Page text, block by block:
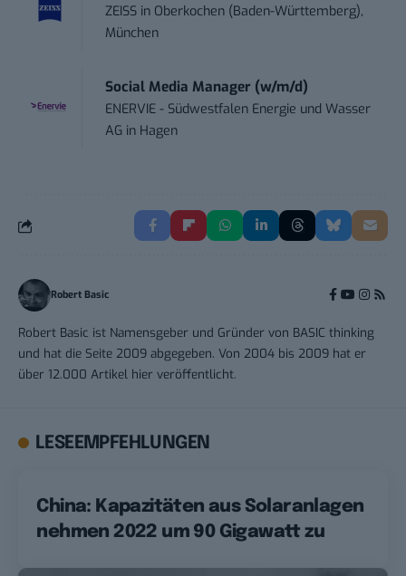
ZEISS in Oberkochen (Baden-Württemberg),
München
Social Media Manager (w/m/d)
ENERVIE - Südwestfalen Energie und Wasser
AG in Hagen
Robert Basic
Robert Basic ist Namensgeber und Gründer von BASIC thinking
und hat die Seite 2009 abgegeben. Von 2004 bis 2009 hat er
über 12.000 Artikel hier veröffentlicht.
LESEEMPFEHLUNGEN
China: Kapazitäten aus Solaranlagen
nehmen 2022 um 90 Gigawatt zu